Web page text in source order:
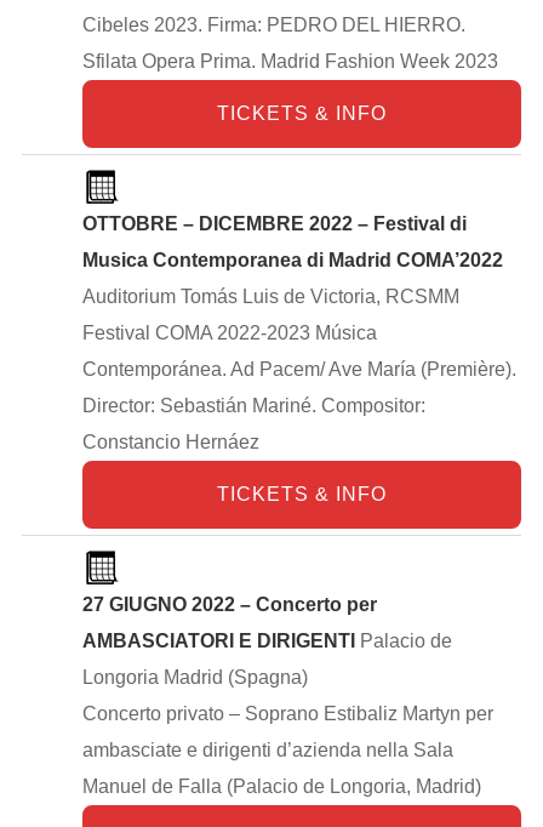
Cibeles 2023. Firma: PEDRO DEL HIERRO.
Sfilata Opera Prima. Madrid Fashion Week 2023
TICKETS & INFO
OTTOBRE – DICEMBRE 2022 – Festival di
Musica Contemporanea di Madrid COMA’2022
Auditorium Tomás Luis de Victoria, RCSMM
Festival COMA 2022-2023 Música
Contemporánea. Ad Pacem/ Ave María (Première).
Director: Sebastián Mariné. Compositor:
Constancio Hernáez
TICKETS & INFO
27 GIUGNO 2022 – Concerto per
AMBASCIATORI E DIRIGENTI Palacio de
Longoria Madrid (Spagna)
Concerto privato – Soprano Estibaliz Martyn per
ambasciate e dirigenti d’azienda nella Sala
Manuel de Falla (Palacio de Longoria, Madrid)